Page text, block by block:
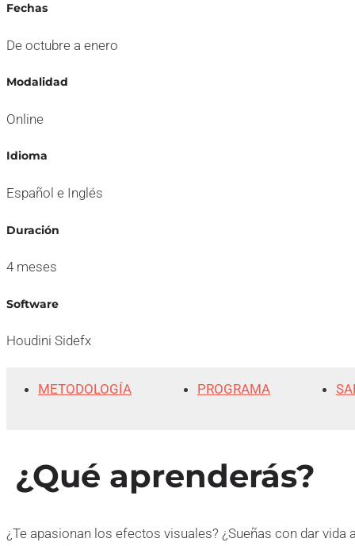
Fechas
De octubre a enero
Modalidad
Online
Idioma
Español e Inglés
Duración
4 meses
Software
Houdini Sidefx
METODOLOGÍA PROGRAMA
¿Qué aprenderás?
¿Te apasionan los efectos visuales? ¿Sueñas con dar